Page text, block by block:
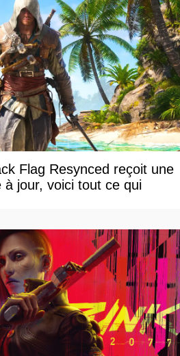
Flag Resynced reçoit une
à jour, voici tout ce qui